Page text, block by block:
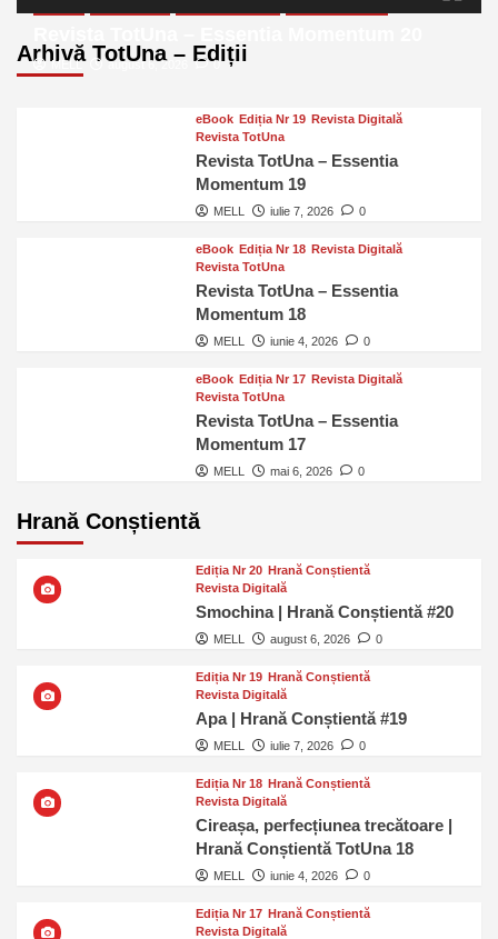
Arhivă TotUna – Ediții
MELL august 6, 2026 0
eBook Ediția Nr 19 Revista Digitală
Revista TotUna
Revista TotUna – Essentia
Momentum 19
MELL iulie 7, 2026 0
eBook Ediția Nr 18 Revista Digitală
Revista TotUna
Revista TotUna – Essentia
Momentum 18
MELL iunie 4, 2026 0
eBook Ediția Nr 17 Revista Digitală
Revista TotUna
Revista TotUna – Essentia
Momentum 17
MELL mai 6, 2026 0
Hrană Conștientă
Ediția Nr 20 Hrană Conștientă
Revista Digitală
Smochina | Hrană Conștientă #20
MELL august 6, 2026 0
Ediția Nr 19 Hrană Conștientă
Revista Digitală
Apa | Hrană Conștientă #19
MELL iulie 7, 2026 0
Ediția Nr 18 Hrană Conștientă
Revista Digitală
Cireașa, perfecțiunea trecătoare |
Hrană Conștientă TotUna 18
MELL iunie 4, 2026 0
Ediția Nr 17 Hrană Conștientă
Revista Digitală